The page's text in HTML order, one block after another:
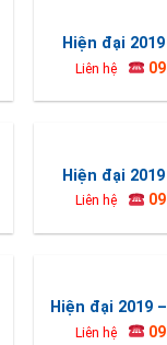
Hiện đại
Liên hệ
Hiện đại
Liên hệ
Hiện đại 2019
Liên hệ